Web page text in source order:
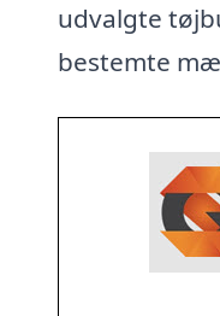
udvalgte
bestemte